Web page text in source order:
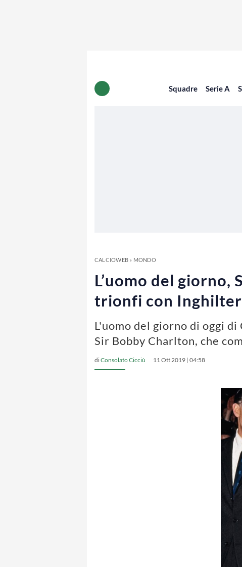
Squadre Serie A
CALCIOWEB» MONDO
L’uomo del
trionfi con
L'uomo del giorno di oggi
Sir Bobby Charlton, che
diConsolato Cicciù 11 Ott 2019 | 04:58